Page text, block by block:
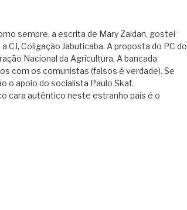
sempre, a escrita de Mary Zaidan, gostei
CJ, Coligação Jabuticaba. A proposta do PC do
Nacional da Agricultura. A bancada
com os comunistas (falsos é verdade). Se
o apoio do socialista Paulo Skaf.
cara autêntico neste estranho país é o